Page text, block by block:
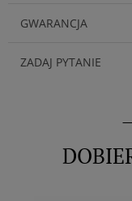
GWARANCJA
ZADAJ PYTANIE